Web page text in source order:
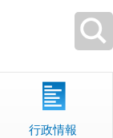
行政情報